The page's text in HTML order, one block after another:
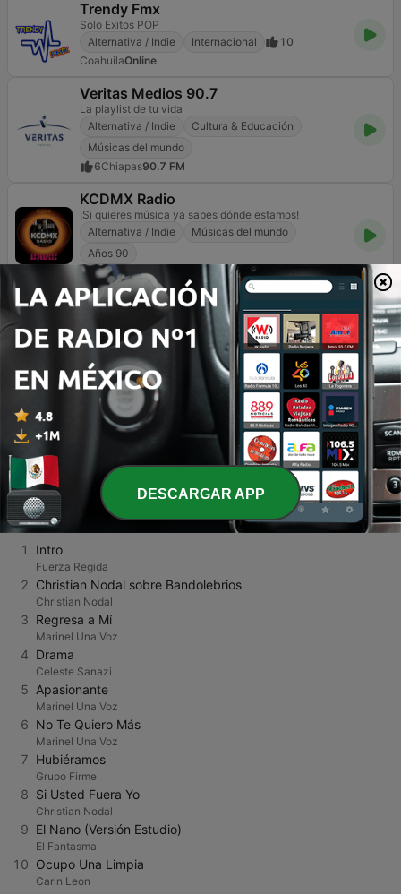
Trendy Fmx
Solo Exitos POP
Alternativa / Indie
Internacional
10
CoahuilaOnline
Veritas Medios 90.7
La playlist de tu vida
Alternativa / Indie
Cultura & Educación
Músicas del mundo
6Chiapas90.7 FM
KCDMX Radio
¡Si quieres música ya sabes dónde estamos!
Alternativa / Indie
Músicas del mundo
Años 90
61Distrito Federal Online
Your RadioMx
Tu música, tu estilo, tu cultura
Alternativa / Indie
Años 80 Años 90
1
ZacatecasOnline
3 > >>
TOP CANCIONES
1 Intro
Fuerza Regida
2 Christian Nodal sobre Bandolebrios
Christian Nodal
3 Regresa a Mí
Marinel Una Voz
4 Drama
Celeste Sanazi
5 Apasionante
Marinel Una Voz
6 No Te Quiero Más
Marinel Una Voz
7 Hubiéramos
Grupo Firme
8 Si Usted Fuera Yo
Christian Nodal
9 El Nano (Versión Estudio)
El Fantasma
10 Ocupo Una Limpia
Carin Leon
DESCARGAR APP